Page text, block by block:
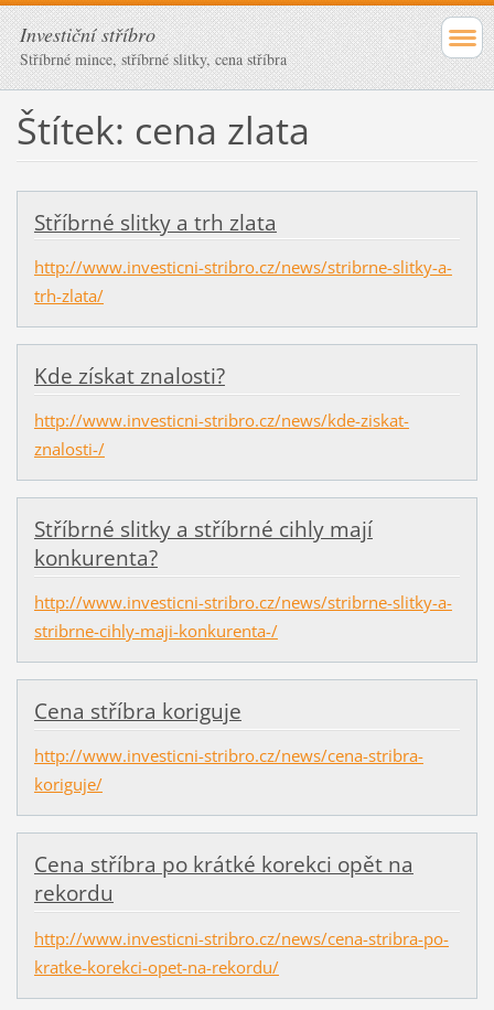
Investiční stříbro
Stříbrné mince, stříbrné slitky, cena stříbra
Štítek: cena zlata
Stříbrné slitky a trh zlata
http://www.investicni-stribro.cz/news/stribrne-slitky-a-
trh-zlata/
Kde získat znalosti?
http://www.investicni-stribro.cz/news/kde-ziskat-
znalosti-/
Stříbrné slitky a stříbrné cihly mají
konkurenta?
http://www.investicni-stribro.cz/news/stribrne-slitky-a-
stribrne-cihly-maji-konkurenta-/
Cena stříbra koriguje
http://www.investicni-stribro.cz/news/cena-stribra-
koriguje/
Cena stříbra po krátké korekci opět na
rekordu
http://www.investicni-stribro.cz/news/cena-stribra-po-
kratke-korekci-opet-na-rekordu/